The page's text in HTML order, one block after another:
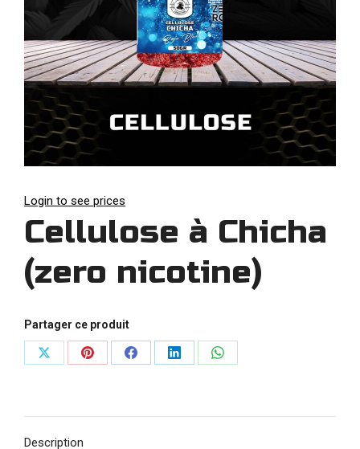
Login to see prices
Cellulose à Chicha
(zero nicotine)
Partager ce produit
PartagerPartagerPartagerPartagerPartager
Description